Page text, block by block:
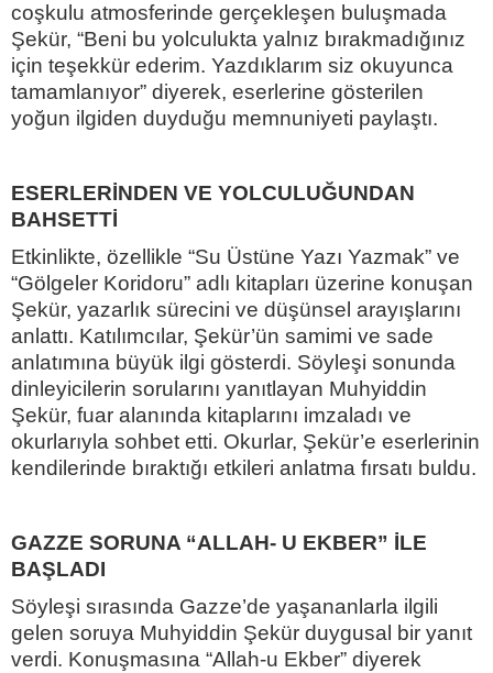
coşkulu atmosferinde gerçekleşen buluşmada
Şekür, “Beni bu yolculukta yalnız bırakmadığınız
için teşekkür ederim. Yazdıklarım siz okuyunca
tamamlanıyor” diyerek, eserlerine gösterilen
yoğun ilgiden duyduğu memnuniyeti paylaştı.
ESERLERİNDEN VE YOLCULUĞUNDAN
BAHSETTİ
Etkinlikte, özellikle “Su Üstüne Yazı Yazmak” ve
“Gölgeler Koridoru” adlı kitapları üzerine konuşan
Şekür, yazarlık sürecini ve düşünsel arayışlarını
anlattı. Katılımcılar, Şekür’ün samimi ve sade
anlatımına büyük ilgi gösterdi. Söyleşi sonunda
dinleyicilerin sorularını yanıtlayan Muhyiddin
Şekür, fuar alanında kitaplarını imzaladı ve
okurlarıyla sohbet etti. Okurlar, Şekür’e eserlerinin
kendilerinde bıraktığı etkileri anlatma fırsatı buldu.
GAZZE SORUNA “ALLAH- U EKBER” İLE
BAŞLADI
Söyleşi sırasında Gazze’de yaşananlarla ilgili
gelen soruya Muhyiddin Şekür duygusal bir yanıt
verdi. Konuşmasına “Allah-u Ekber” diyerek